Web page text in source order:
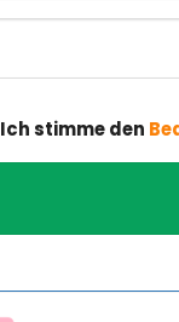
Ich stimme den